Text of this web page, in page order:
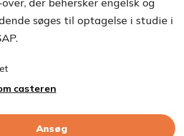
søges til optagelse i studie i
casteren
Ansøg